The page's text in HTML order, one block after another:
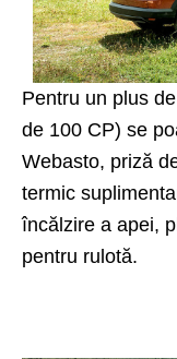
Pentru un plus
de 100 CP) se
Webasto, priză
termic
încălzire a apei,
pentru rulotă.